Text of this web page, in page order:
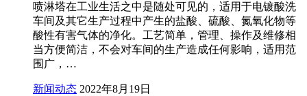
喷淋塔在工业生活之中是随处可见的，适用于电镀酸洗
车间及其它生产过程中产生的盐酸、硫酸、氮氧化物等
酸性有害气体的净化。工艺简单，管理、操作及维修相
当方便简洁，不会对车间的生产造成任何影响，适用范
围广，…
新闻动态 2022年8月19日